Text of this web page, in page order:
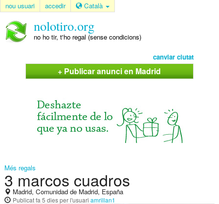
nou usuari accedir Català
nolotiro.org
no ho tir, t'ho regal (sense condicions)
canviar ciutat
+ Publicar anunci en Madrid
Més regals
3 marcos cuadros
Madrid, Comunidad de Madrid, España
Publicatfa 5 diesper l'usuari amrillan1